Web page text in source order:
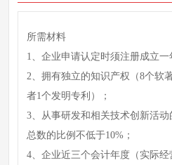
所需材料
1、企业申请认定时须注册成立一
2、拥有独立的知识产权（8个软
者1个发明专利）；
3、从事研发和相关技术创新活
总数的比例不低于10%；
4、企业近三个会计年度（实际